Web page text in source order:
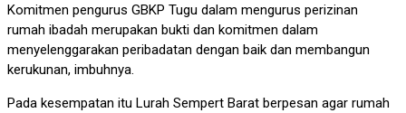
Komitmen pengurus GBKP Tugu dalam mengurus perizinan
rumah ibadah merupakan bukti dan komitmen dalam
menyelenggarakan peribadatan dengan baik dan membangun
kerukunan, imbuhnya.
Pada kesempatan itu Lurah Sempert Barat berpesan agar rumah